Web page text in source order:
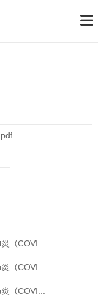
（COVI...
（COVI...
（COVI...